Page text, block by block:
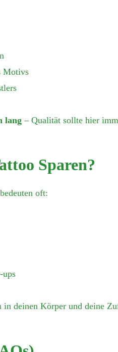
Motivs
lang – Qualität sollte hier
Sparen?
oft:
ups
deinen Körper und deine